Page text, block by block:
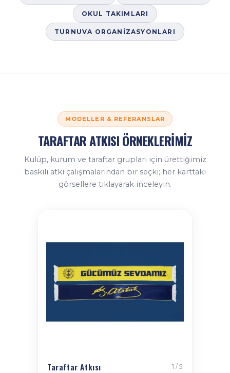
OKUL TAKIMLARI
TURNUVA ORGANIZASYONLARI
MODELLER & REFERANSLAR
TARAFTAR ATKISI ÖRNEKLERİMİZ
Kulüp, kurum ve taraftar grupları için ürettiğimiz
baskılı atkı çalışmalarından bir seçki; her karttaki
görsellere tıklayarak inceleyin.
Taraftar Atkısı 1 / 5